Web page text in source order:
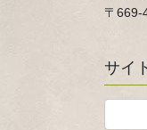
〒669-
サイ